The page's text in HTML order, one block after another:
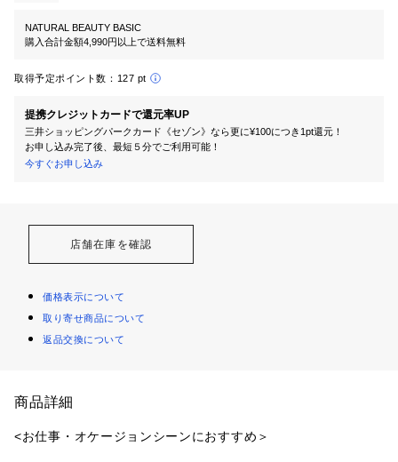
NATURAL BEAUTY BASIC
購入合計金額4,990円以上で送料無料
取得予定ポイント数： 127 pt
提携クレジットカードで還元率UP
三井ショッピングパークカード《セゾン》なら更に¥100につき1pt還元！
お申し込み完了後、最短５分でご利用可能！
今すぐお申し込み
店舗在庫を確認
価格表示について
取り寄せ商品について
返品交換について
商品詳細
<お仕事・オケージョンシーンにおすすめ＞